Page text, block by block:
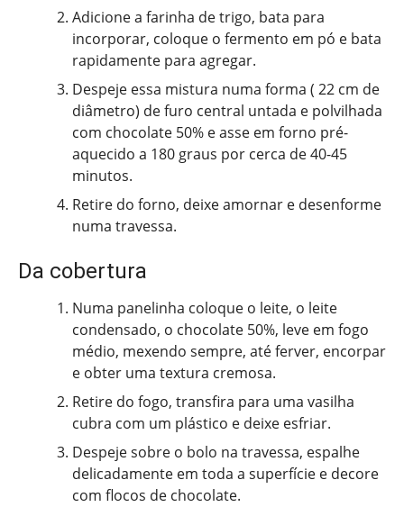
Adicione a farinha de trigo, bata para
incorporar, coloque o fermento em pó e bata
rapidamente para agregar.
Despeje essa mistura numa forma ( 22 cm de
diâmetro) de furo central untada e polvilhada
com chocolate 50% e asse em forno pré-
aquecido a 180 graus por cerca de 40-45
minutos.
Retire do forno, deixe amornar e desenforme
numa travessa.
Da cobertura
Numa panelinha coloque o leite, o leite
condensado, o chocolate 50%, leve em fogo
médio, mexendo sempre, até ferver, encorpar
e obter uma textura cremosa.
Retire do fogo, transfira para uma vasilha
cubra com um plástico e deixe esfriar.
Despeje sobre o bolo na travessa, espalhe
delicadamente em toda a superfície e decore
com flocos de chocolate.